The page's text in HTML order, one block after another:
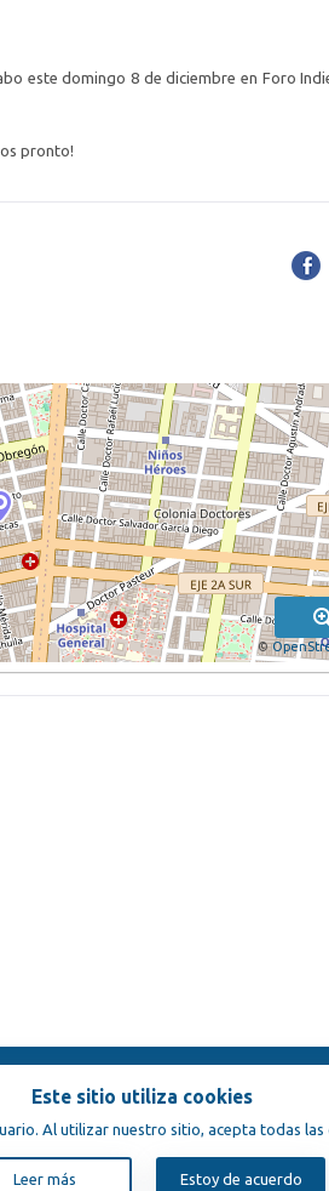
este domingo 8 de diciembre en Foro
pronto!
©
Este sitio utiliza cookies
Al utilizar nuestro sitio, acepta todas
Leer más Estoy de acuerdo